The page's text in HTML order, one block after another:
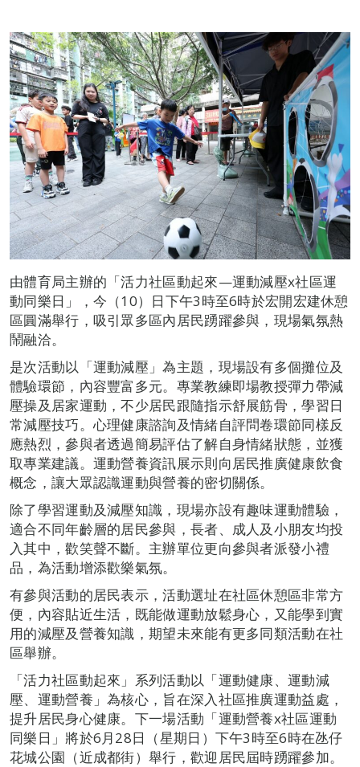
由體育局主辦的「活力社區動起來—運動減壓x社區運
動同樂日」，今（10）日下午3時至6時於宏開宏建休憩
區圓滿舉行，吸引眾多區內居民踴躍參與，現場氣氛熱
鬧融洽。
是次活動以「運動減壓」為主題，現場設有多個攤位及
體驗環節，內容豐富多元。專業教練即場教授彈力帶減
壓操及居家運動，不少居民跟隨指示舒展筋骨，學習日
常減壓技巧。心理健康諮詢及情緒自評問卷環節同樣反
應熱烈，參與者透過簡易評估了解自身情緒狀態，並獲
取專業建議。運動營養資訊展示則向居民推廣健康飲食
概念，讓大眾認識運動與營養的密切關係。
除了學習運動及減壓知識，現場亦設有趣味運動體驗，
適合不同年齡層的居民參與，長者、成人及小朋友均投
入其中，歡笑聲不斷。主辦單位更向參與者派發小禮
品，為活動增添歡樂氣氛。
有參與活動的居民表示，活動選址在社區休憩區非常方
便，內容貼近生活，既能做運動放鬆身心，又能學到實
用的減壓及營養知識，期望未來能有更多同類活動在社
區舉辦。
「活力社區動起來」系列活動以「運動健康、運動減
壓、運動營養」為核心，旨在深入社區推廣運動益處，
提升居民身心健康。下一場活動「運動營養x社區運動
同樂日」將於6月28日（星期日）下午3時至6時在氹仔
花城公園（近成都街）舉行，歡迎居民屆時踴躍參加。